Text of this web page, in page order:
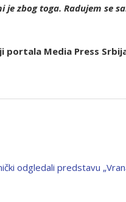
zbog toga. Radujem se
Media Press
odgledali predstavu